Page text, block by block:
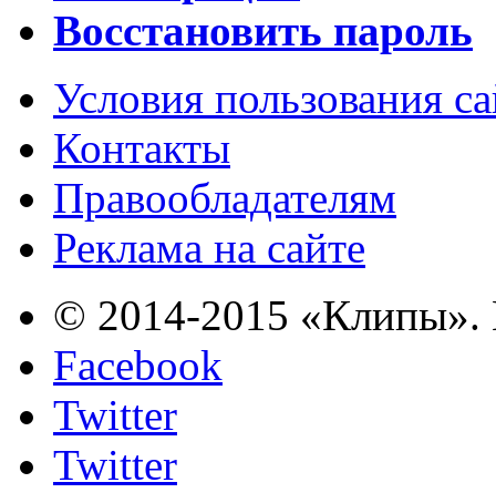
Восстановить пароль
Условия пользования
Контакты
Правообладателям
Реклама на сайте
© 2014-2015 «Клипы».
Facebook
Twitter
Twitter